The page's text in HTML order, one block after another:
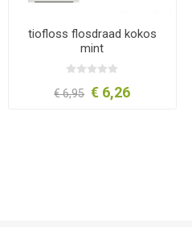
tiofloss flosdraad kokos
mint
€ 6,95 € 6,26